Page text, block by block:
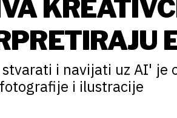
i navijati uz AI' je
i ilustracije